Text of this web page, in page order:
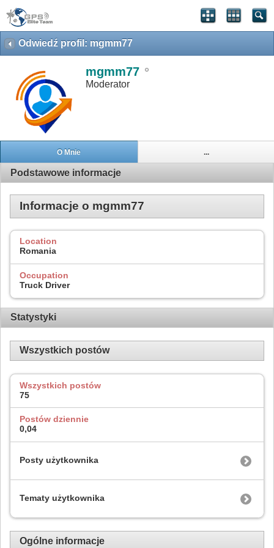
Odwiedź profil: mgmm77
mgmm77
Moderator
O Mnie ...
Podstawowe informacje
Informacje o mgmm77
Location
Romania
Occupation
Truck Driver
Statystyki
Wszystkich postów
Wszystkich postów
75
Postów dziennie
0,04
Posty użytkownika
Tematy użytkownika
Ogólne informacje